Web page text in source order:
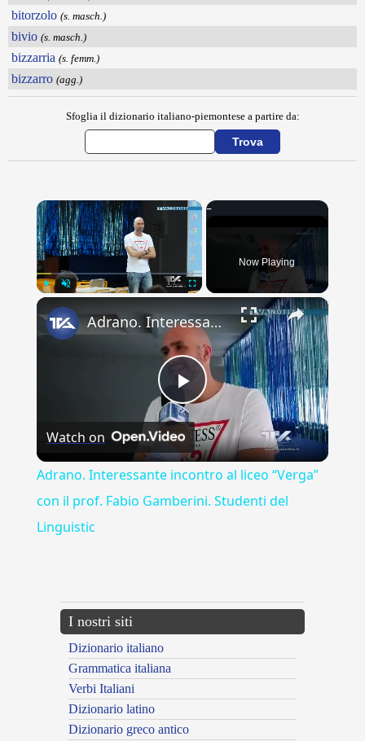
bitorzolo (s. masch.)
bivio (s. masch.)
bizzarria (s. femm.)
bizzarro (agg.)
Sfoglia il dizionario italiano-piemontese a partire da:
×
Now Playing
×
Play
Video
Adrano. Interessante incontro al liceo “Verga” con il prof. Fabio Gamberini. Studenti del Linguistic
Watch on
Adrano. Interessante incontro al liceo “Verga”
con il prof. Fabio Gamberini. Studenti del
Linguistic
I nostri siti
Dizionario italiano
Grammatica italiana
Verbi Italiani
Dizionario latino
Dizionario greco antico